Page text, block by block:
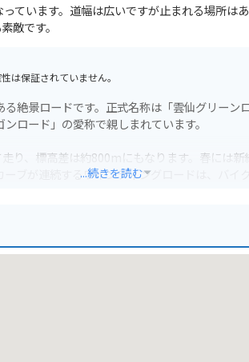
ています。道幅は広いですが止まれる場所は
敵です。
は保証されていません。
絶景ロードです。正式名称は「雲仙グリーン
ロード」の愛称で親しまれています。
り、標高差は約800mにもなります。春には
ーブが連続するワインディングロードは、バイ
るので、ドライブやツーリングのルートに組
...続きを読む